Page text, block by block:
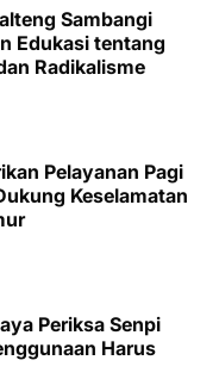
Sambangi
Edukasi tentang
Radikalisme
Pelayanan Pagi
Keselamatan
Periksa Senpi
Harus